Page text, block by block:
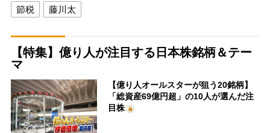
節税
藤川太
【特集】億り人が注目する日本株銘柄＆テー
マ
【億り人オールスターが狙う20銘柄】
「総資産69億円超」の10人が選んだ注
目株